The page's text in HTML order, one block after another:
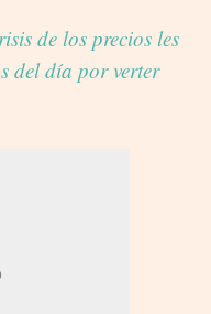
de los precios les
del día por verter